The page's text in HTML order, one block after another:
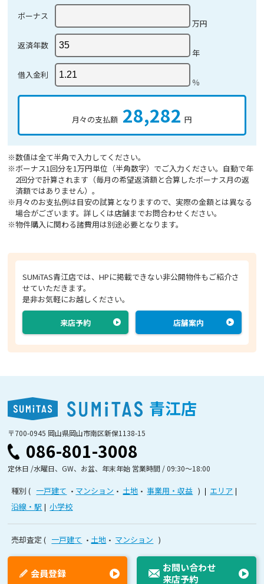
ボーナス
万円
返済年数
年
借入金利
％
月々の支払額 28,282 円
※数値は全て半角で入力してください。
※ボーナス1回分を1万円単位（半角数字）でご入力ください。自動で年
2回分で計算されます（毎月の希望返済額と合算したボーナス月の返
済額ではありません）。
※月々のお支払例は目安の試算となりますので、実際の金額とは異なる
場合がございます。詳しくは店舗までお問合わせください。
※物件購入に関わる諸費用は別途必要となります。
SUMiTAS青江店では、HPに掲載できない非公開物件もご紹介さ
せていただきます。
是非お気軽にお越しください。
来店予約 店舗案内
青江店
〒700-0945 岡山県岡山市南区新保1138-15
086-801-3008
定休日 /水曜日、GW、お盆、年末年始 営業時間 / 09:30〜18:00
種別 一戸建て マンション 土地 事業用・収益
エリア
沿線・駅
小学校
売却査定 一戸建て 土地 マンション
お問い合わせ
来店予約
会員登録